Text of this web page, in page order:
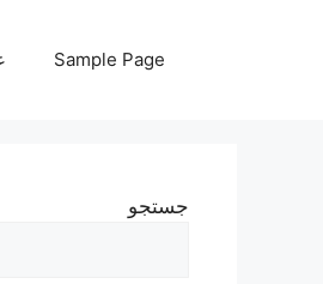
Sample Page
جستجو